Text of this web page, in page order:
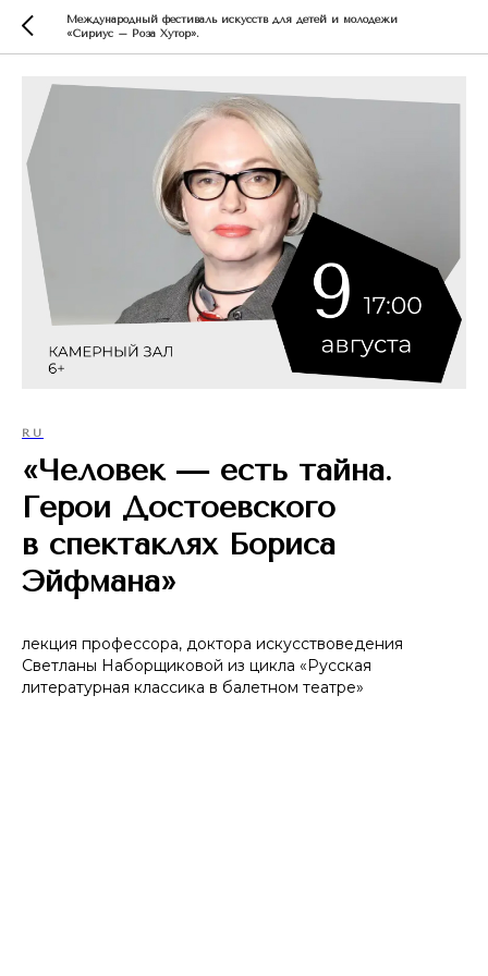
Международный фестиваль искусств для детей и молодежи
«Сириус – Роза Хутор».
RU
«Человек — есть тайна.
Герои Достоевского
в спектаклях Бориса
Эйфмана»
лекция профессора, доктора искусствоведения
Светланы Наборщиковой из цикла «Русская
литературная классика в балетном театре»